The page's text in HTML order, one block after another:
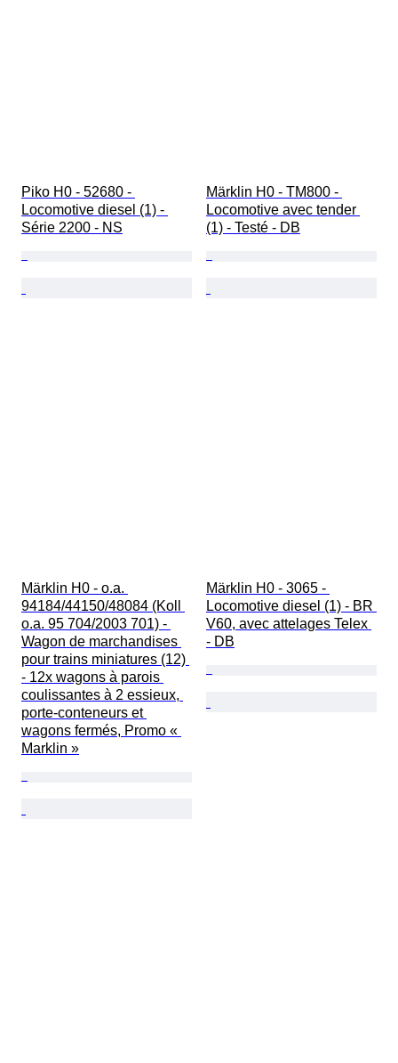
Piko H0 - 52680 -
Locomotive diesel (1) -
Série 2200 - NS
Märklin H0 - TM800 -
Locomotive avec tender
(1) - Testé - DB
Märklin H0 - o.a.
94184/44150/48084 (Koll
o.a. 95 704/2003 701) -
Wagon de marchandises
pour trains miniatures (12)
- 12x wagons à parois
coulissantes à 2 essieux,
porte-conteneurs et
wagons fermés, Promo «
Marklin »
Märklin H0 - 3065 -
Locomotive diesel (1) - BR
V60, avec attelages Telex
- DB